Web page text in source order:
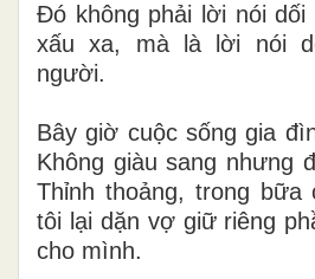
Đó không phải lời nói dối
xấu xa, mà là lời nói
người.
Bây giờ cuộc sống gia
Không giàu sang nhưng
Thỉnh thoảng, trong bữa
tôi lại dặn vợ giữ riêng
cho mình.